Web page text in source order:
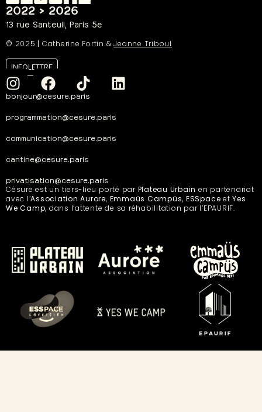
2022 > 2026
13 rue Santeuil, Paris 5e
© 2025 | Catherine Fortin &Jeanne Triboul
INFOLETTRE
bonjour@cesure.paris
programmation@cesure.paris
communication@cesure.paris
cantine@cesure.paris
privatisation@cesure.paris
Césure est un tiers-lieu porté par Plateau Urbain en partenariat
avec l’Association Aurore, Emmaüs Campüs, ESSpaceetYes
We Camp, dans l’attente de sa réhabilitation par l’EPAURIF.